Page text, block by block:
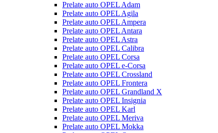
Prelate auto OPEL Adam
Prelate auto OPEL Agila
Prelate auto OPEL Ampera
Prelate auto OPEL Antara
Prelate auto OPEL Astra
Prelate auto OPEL Calibra
Prelate auto OPEL Corsa
Prelate auto OPEL e-Corsa
Prelate auto OPEL Crossland
Prelate auto OPEL Frontera
Prelate auto OPEL Grandland X
Prelate auto OPEL Insignia
Prelate auto OPEL Karl
Prelate auto OPEL Meriva
Prelate auto OPEL Mokka